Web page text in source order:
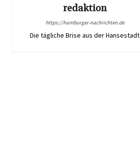
redaktion
https://hamburger-nachrichten.de
Die tägliche Brise aus der Hansestadt